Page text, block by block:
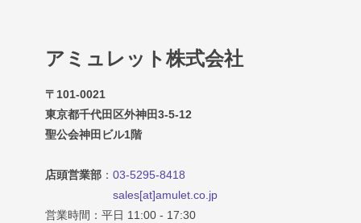
アミュレット株式会社
〒101-0021
東京都千代田区外神田3-5-12
聖公会神田ビル1階
店頭営業部 ： 03-5295-8418
sales[at]amulet.co.jp
営業時間：平日 11:00 - 17:30